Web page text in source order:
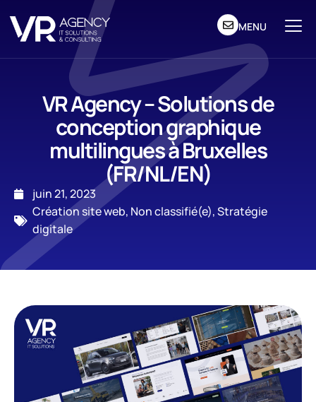
MENU
VR Agency – Solutions de
conception graphique
multilingues à Bruxelles
(FR/NL/EN)
juin 21, 2023
Création site web, Non classifié(e),Stratégie
digitale